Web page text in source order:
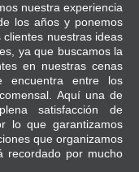
nuestra experiencia
los años y ponemos
nuestras ideas
ya que buscamos la
en nuestras cenas
encuentra entre los
Aquí una de
satisfacción de
lo que garantizamos
que organizamos
recordado por mucho